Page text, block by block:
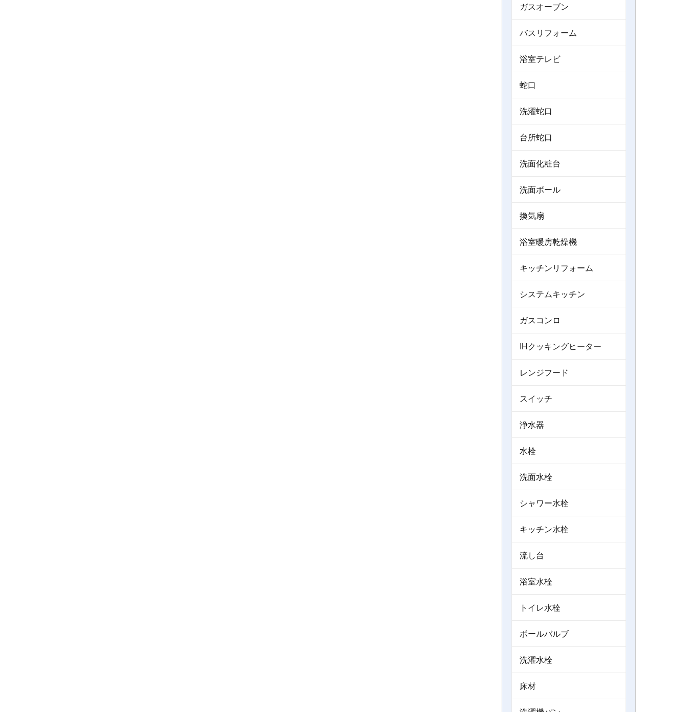
ガスオーブン
バスリフォーム
浴室テレビ
蛇口
洗濯蛇口
台所蛇口
洗面化粧台
洗面ボール
換気扇
浴室暖房乾燥機
キッチンリフォーム
システムキッチン
ガスコンロ
IHクッキングヒーター
レンジフード
スイッチ
浄水器
水栓
洗面水栓
シャワー水栓
キッチン水栓
流し台
浴室水栓
トイレ水栓
ボールバルブ
洗濯水栓
床材